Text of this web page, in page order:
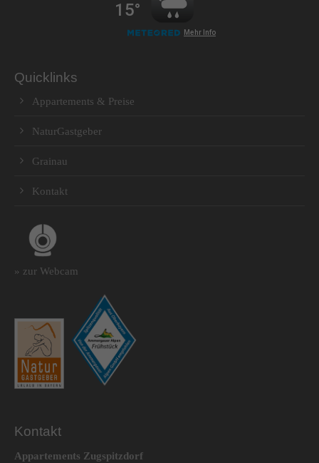
Quicklinks
Appartements & Preise
NaturGastgeber
Grainau
Kontakt
» zur Webcam
Kontakt
Appartements Zugspitzdorf